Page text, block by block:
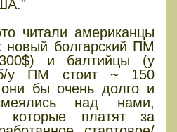
читали американцы
новый болгарский ПМ
и балтийцы (у
у ПМ стоит ~ 150
бы очень долго и
над нами,
которые платят за